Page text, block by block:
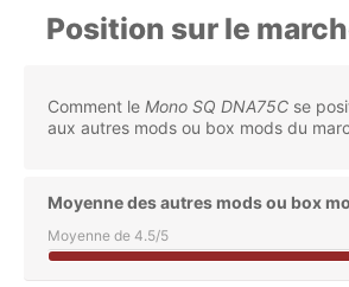
Position sur le
Comment le Mono SQ DNA75C se
aux autres mods ou box mods du
Moyenne des autres mods ou box
Moyenne de 4.5/5